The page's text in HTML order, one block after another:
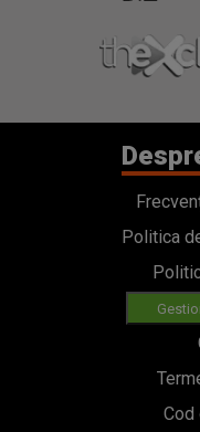
Politica
Cod